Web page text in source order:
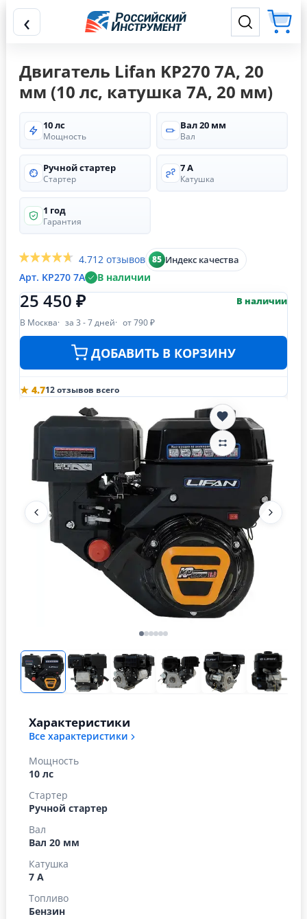
‹
Двигатель Lifan KP270 7А, 20
мм (10 лс, катушка 7А, 20 мм)
10 лс
Мощность
Вал 20 мм
Вал
Ручной стартер
Стартер
7 А
Катушка
1 год
Гарантия
4.712 отзывов 85 Индекс качества
Арт. KP270 7А В наличии
25 450 ₽ В наличии
В Москва за 3 - 7 дней от 790 ₽
ДОБАВИТЬ В КОРЗИНУ
★ 4.712 отзывов всего
Характеристики
Все характеристики
Мощность
10 лс
Стартер
Ручной стартер
Вал
Вал 20 мм
Катушка
7 А
Топливо
Бензин